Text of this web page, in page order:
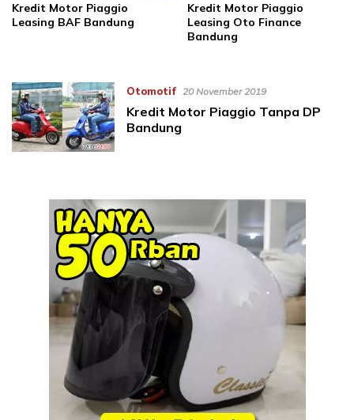
Kredit Motor Piaggio
Leasing BAF Bandung
Kredit Motor Piaggio
Leasing Oto Finance
Bandung
Otomotif 20 November 2019
Kredit Motor Piaggio Tanpa DP
Bandung